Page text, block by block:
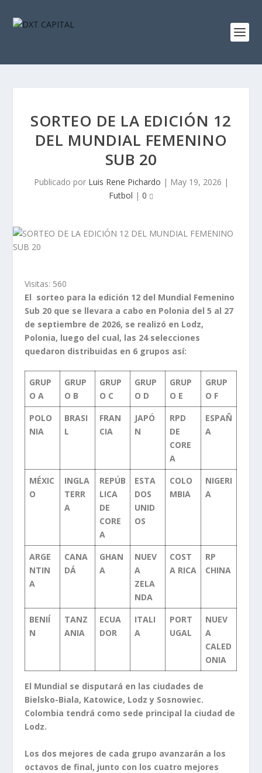
SORTEO DE LA EDICIÓN 12
DEL MUNDIAL FEMENINO
SUB 20
Publicado por Luis Rene Pichardo | May 19, 2026 |
Futbol | 0
Visitas: 560
El sorteo para la edición 12 del Mundial Femenino
Sub 20 que se llevara a cabo en Polonia del 5 al 27
de septiembre de 2026, se realizó en Lodz,
Polonia, luego del cual, las 24 selecciones
quedaron distribuidas en 6 grupos así:
GRUP
O A
GRUP
O B
GRUP
O C
GRUP
O D
GRUP
O E
GRUP
O F
POLO
NIA
BRASI
L
FRAN
CIA
JAPÓ
N
RPD
DE
CORE
A
ESPAÑ
A
MÉXIC
O
INGLA
TERR
A
REPÚB
LICA
DE
CORE
A
ESTA
DOS
UNID
OS
COLO
MBIA
NIGERI
A
ARGE
NTIN
A
CANA
DÁ
GHAN
A
NUEV
A
ZELA
NDA
COST
A RICA
RP
CHINA
BENIÍ
N
TANZ
ANIA
ECUA
DOR
ITALI
A
PORT
UGAL
NUEV
A
CALED
ONIA
El Mundial se disputará en las ciudades de
Bielsko-Biala, Katowice, Lodz y Sosnowiec.
Colombia tendrá como sede principal la ciudad de
Lodz.
Los dos mejores de cada grupo avanzarán a los
octavos de final, junto con los cuatro mejores